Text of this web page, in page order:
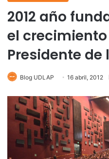
2012 año
el crecimiento
Presidente de
Blog UDLAP 16 abril, 2012